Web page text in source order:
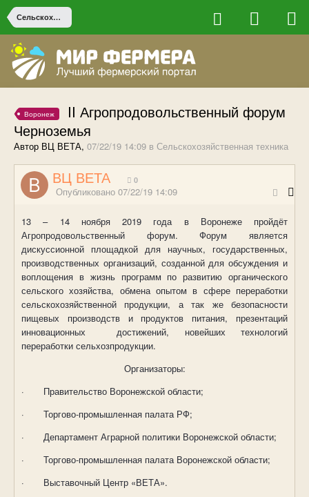
Сельскохозяйственная техника
Воронеж
II Агропродовольственный форум
Черноземья
Автор ВЦ ВЕТА, 07/22/19 14:09 в Сельскохозяйственная техника
ВЦ ВЕТА 0
Опубликовано 07/22/19 14:09
13 – 14 ноября 2019 года в Воронеже пройдёт
Агропродовольственный форум. Форум является
дискуссионной площадкой для научных, государственных,
производственных организаций, созданной для обсуждения и
воплощения в жизнь программ по развитию органического
сельского хозяйства, обмена опытом в сфере переработки
сельскохозяйственной продукции, а так же безопасности
пищевых производств и продуктов питания, презентаций
инновационных
достижений, новейших технологий
переработки сельхозпродукции.
Организаторы:
·
Правительство Воронежской области;
·
Торгово-промышленная палата РФ;
·
Департамент Аграрной политики Воронежской области;
·
Торгово-промышленная палата Воронежской области;
·
Выставочный Центр «ВЕТА».